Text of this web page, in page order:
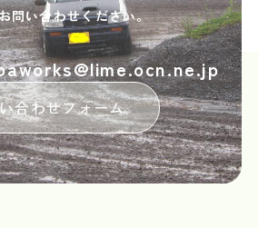
問い合わせください。
合わせフォーム